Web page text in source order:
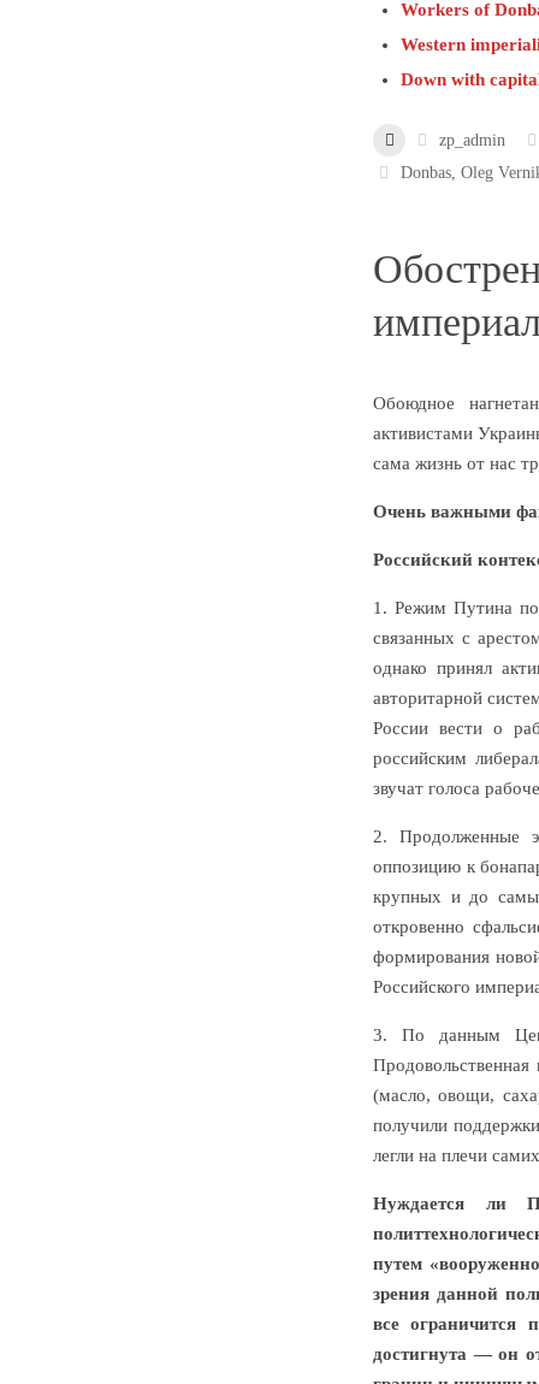
Workers of
Western
Down with
zp_admin
Donbas ,Oleg
Обоюдное
активистами
сама жизнь от нас
Очень важными
Российский
1. Режим Путина
связанных с
однако принял
авторитарной
России вести о
российским
звучат голоса
2. Продолженные
оппозицию к
крупных и до
откровенно
формирования
Российского
3. По данным
(масло, овощи,
получили
легли на плечи
Нуждается ли
путем
зрения данной
все ограничится
достигнута — он